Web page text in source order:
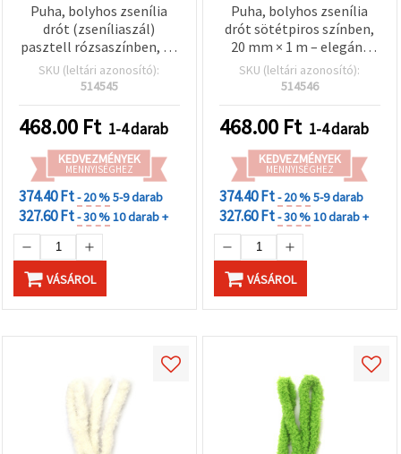
Puha, bolyhos zsenília
drót (zseníliaszál)
pasztell rózsaszínben, 20
mm × 1 m – romantikus
dekorációkhoz, kreatív
projektekhez (EM ART)
SKU (leltári azonosító):
514545
468.00 Ft 1-4 darab
KEDVEZMÉNYEK
MENNYISÉGHEZ
374.40 Ft- 20 %5-9 darab
327.60 Ft- 30 %10 darab +
VÁSÁROL
Puha, bolyhos zsenília
drót sötétpiros színben,
20 mm × 1 m – elegáns
kézműves alkotásokhoz,
ünnepi dekorációhoz és
projektekhez
SKU (leltári azonosító):
514546
468.00 Ft 1-4 darab
KEDVEZMÉNYEK
MENNYISÉGHEZ
374.40 Ft- 20 %5-9 darab
327.60 Ft- 30 %10 darab +
VÁSÁROL